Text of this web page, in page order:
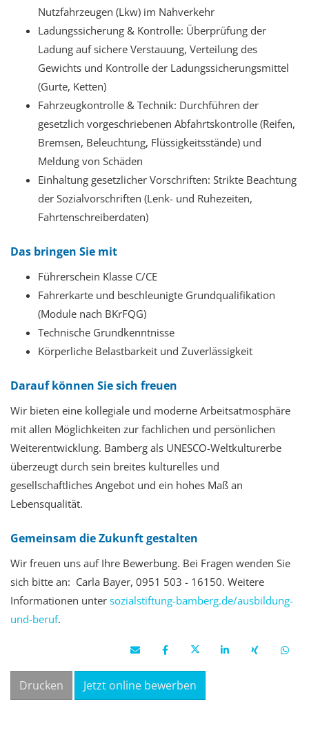
Nutzfahrzeugen (Lkw) im Nahverkehr
Ladungssicherung & Kontrolle: Überprüfung der
Ladung auf sichere Verstauung, Verteilung des
Gewichts und Kontrolle der Ladungssicherungsmittel
(Gurte, Ketten)
Fahrzeugkontrolle & Technik: Durchführen der
gesetzlich vorgeschriebenen Abfahrtskontrolle (Reifen,
Bremsen, Beleuchtung, Flüssigkeitsstände) und
Meldung von Schäden
Einhaltung gesetzlicher Vorschriften: Strikte Beachtung
der Sozialvorschriften (Lenk- und Ruhezeiten,
Fahrtenschreiberdaten)
Das bringen Sie mit
Führerschein Klasse C/CE
Fahrerkarte und beschleunigte Grundqualifikation
(Module nach BKrFQG)
Technische Grundkenntnisse
Körperliche Belastbarkeit und Zuverlässigkeit
Darauf können Sie sich freuen
Wir bieten eine kollegiale und moderne Arbeitsatmosphäre
mit allen Möglichkeiten zur fachlichen und persönlichen
Weiterentwicklung. Bamberg als UNESCO-Weltkulturerbe
überzeugt durch sein breites kulturelles und
gesellschaftliches Angebot und ein hohes Maß an
Lebensqualität.
Gemeinsam die Zukunft gestalten
Wir freuen uns auf Ihre Bewerbung. Bei Fragen wenden Sie
sich bitte an: Carla Bayer, 0951 503 - 16150. Weitere
Informationen unter sozialstiftung-bamberg.de/ausbildung-
und-beruf.
Drucken Jetzt online bewerben